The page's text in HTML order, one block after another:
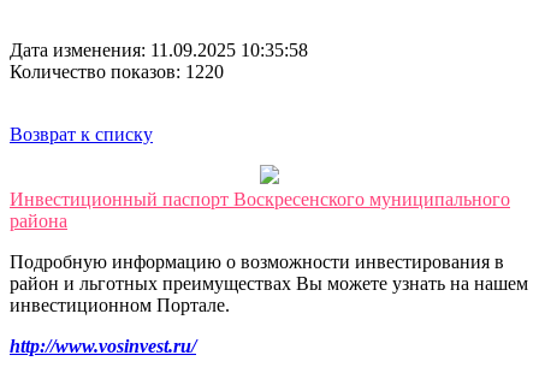
Дата изменения: 11.09.2025 10:35:58
Количество показов: 1220
Возврат к списку
Инвестиционный паспорт Воскресенского муниципального
района
Подробную информацию о возможности инвестирования в
район и льготных преимуществах Вы можете узнать на нашем
инвестиционном Портале.
http://www.vosinvest.ru/